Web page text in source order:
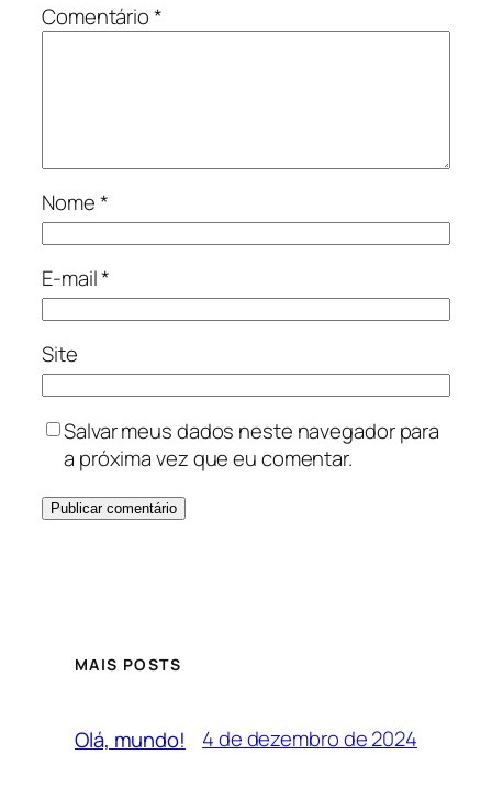
Comentário*
Nome*
E-mail*
Site
Salvar meus dados neste navegador para
a próxima vez que eu comentar.
MAIS POSTS
Olá, mundo! 4 de dezembro de 2024